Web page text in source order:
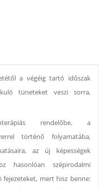
a végéig tartó időszak
tüneteket veszi sorra,
rendelőbe, a
történő folyamatába,
az új képességek
hasonlóan szépirodalmi
fejezeteket, mert hisz benne: